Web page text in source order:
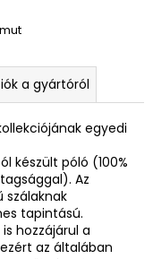
a gyártóról
egyedi
készült póló (100%
Az
szálaknak
tapintású.
hozzájárul a
az általában